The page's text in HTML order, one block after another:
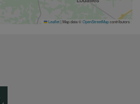
Leaflet| Map data ©OpenStreetMapcontributors